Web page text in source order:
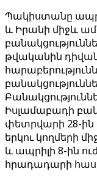
Պակիստանը
և Իրանի միջև
թվականին
Իսլամաբադի
փետրվարի 28-ին
երկու կողմերի
և ապրիլի 8-ին
հրադադարի